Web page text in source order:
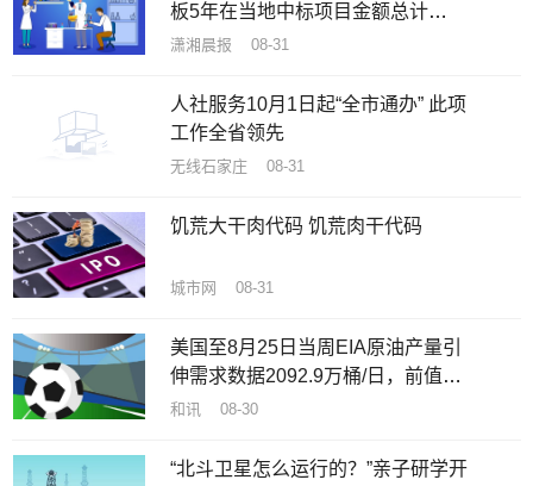
板5年在当地中标项目金额总计
1482万
潇湘晨报 08-31
人社服务10月1日起“全市通办” 此项
工作全省领先
无线石家庄 08-31
饥荒大干肉代码 饥荒肉干代码
城市网 08-31
美国至8月25日当周EIA原油产量引
伸需求数据2092.9万桶/日，前值
2060.9万桶/日
和讯 08-30
“北斗卫星怎么运行的？”亲子研学开